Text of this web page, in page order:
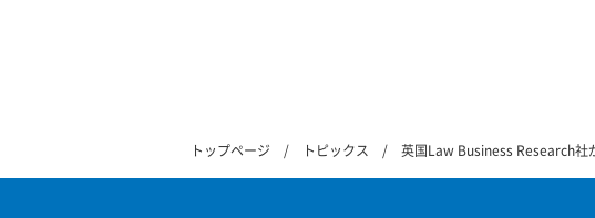
トップページ トピックス 英国Law Business Research社